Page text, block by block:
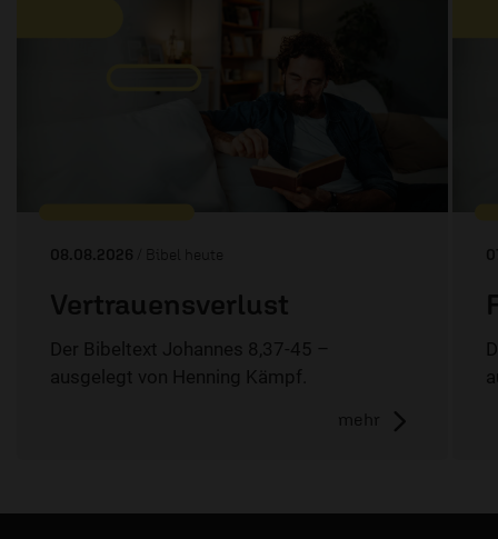
08.08.2026 / Bibel heute
Vertrauensverlust
Der Bibeltext Johannes 8,37-45 –
ausgelegt von Henning Kämpf.
mehr